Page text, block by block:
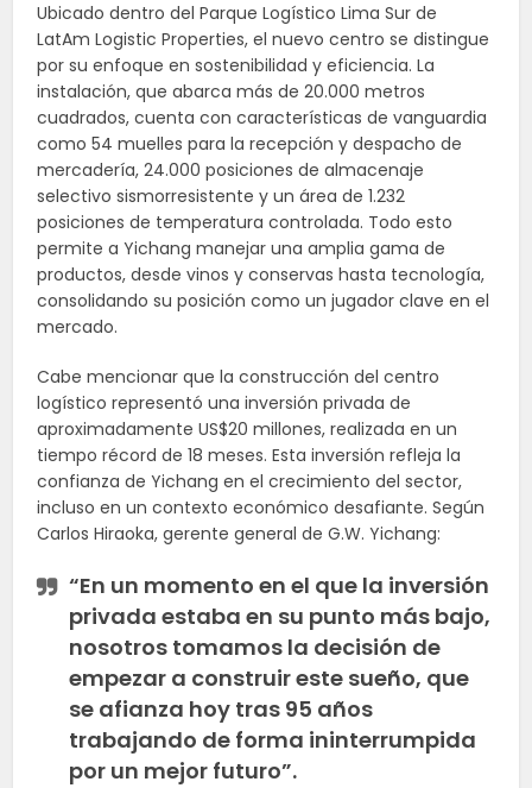
Ubicado dentro del Parque Logístico Lima Sur de
LatAm Logistic Properties, el nuevo centro se distingue
por su enfoque en sostenibilidad y eficiencia. La
instalación, que abarca más de 20.000 metros
cuadrados, cuenta con características de vanguardia
como 54 muelles para la recepción y despacho de
mercadería, 24.000 posiciones de almacenaje
selectivo sismorresistente y un área de 1.232
posiciones de temperatura controlada. Todo esto
permite a Yichang manejar una amplia gama de
productos, desde vinos y conservas hasta tecnología,
consolidando su posición como un jugador clave en el
mercado.
Cabe mencionar que la construcción del centro
logístico representó una inversión privada de
aproximadamente US$20 millones, realizada en un
tiempo récord de 18 meses. Esta inversión refleja la
confianza de Yichang en el crecimiento del sector,
incluso en un contexto económico desafiante. Según
Carlos Hiraoka, gerente general de G.W. Yichang:
“En un momento en el que la inversión
privada estaba en su punto más bajo,
nosotros tomamos la decisión de
empezar a construir este sueño, que
se afianza hoy tras 95 años
trabajando de forma ininterrumpida
por un mejor futuro”.